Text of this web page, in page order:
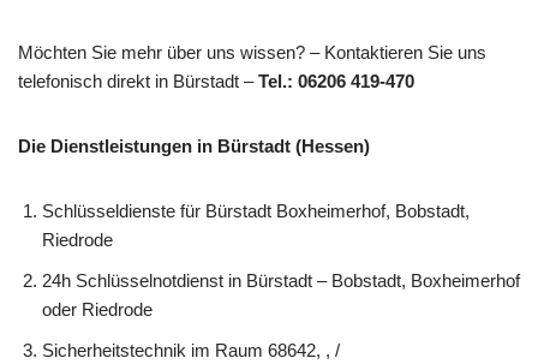
Möchten Sie mehr über uns wissen? – Kontaktieren Sie uns
telefonisch direkt in Bürstadt –Tel.: 06206 419-470
Die Dienstleistungen in Bürstadt (Hessen)
Schlüsseldienste für Bürstadt Boxheimerhof, Bobstadt,
Riedrode
24h Schlüsselnotdienst in Bürstadt – Bobstadt, Boxheimerhof
oder Riedrode
Sicherheitstechnik im Raum 68642, , /